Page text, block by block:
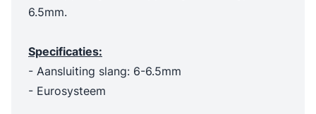
6.5mm.
Specificaties:
- Aansluiting slang: 6-6.5mm
- Eurosysteem